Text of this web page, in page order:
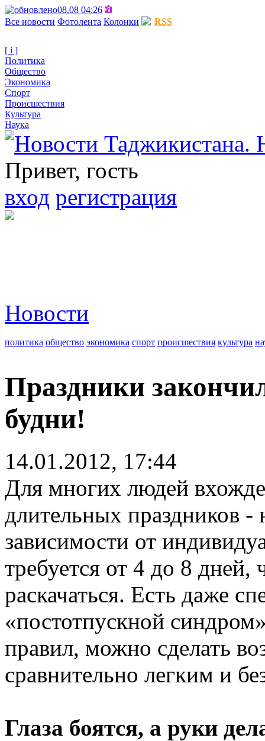
08.08 04:26
Все новости Фотолента Колонки RSS
[ i ]
Политика
Общество
Экономика
Спорт
Происшествия
Культура
Наука
Привет, гость
вход регистрация
Новости
политика общество экономика спорт происшествия культура
Праздники
будни!
14.01.2012, 17:44
Для многих людей
длительных праздников -
зависимости от
требуется от 4 до 8 дней,
раскачаться. Есть даже
«постотпускной
правил, можно сделать
сравнительно легким и
Глаза боятся, а руки